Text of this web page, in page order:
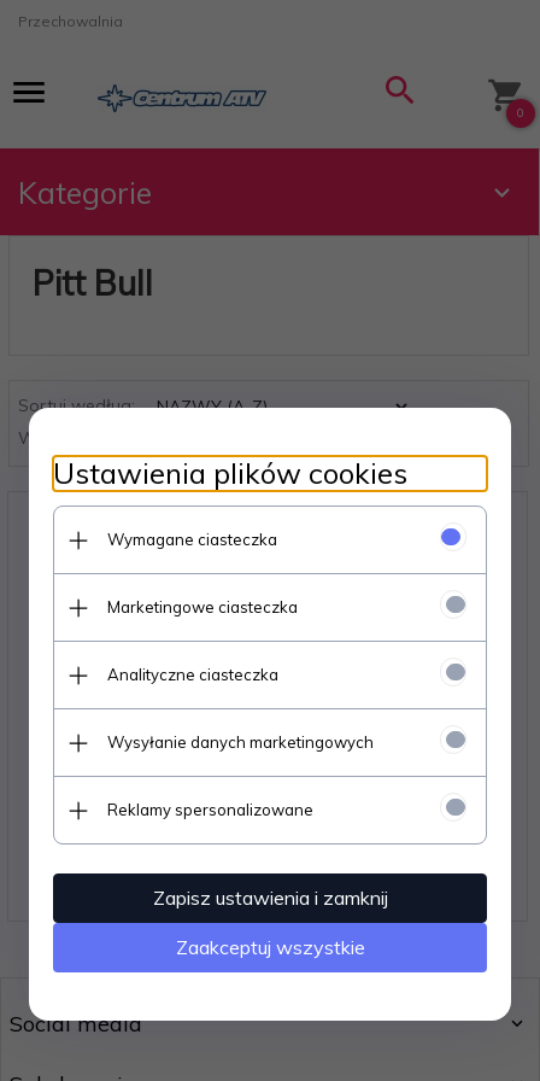
Przechowalnia
0
Kategorie
Pitt Bull
Sortuj według: sort
Wyświetl po
Komplet opon PIT BULL GROWLER XOR 26x9-R14 i
26x11R14
2499, 00 PLN
Social media
Ustawienia plików cookies
Wymagane ciasteczka
Marketingowe ciasteczka
Analityczne ciasteczka
Wysyłanie danych marketingowych
Reklamy spersonalizowane
Zapisz ustawienia i zamknij
Zaakceptuj wszystkie